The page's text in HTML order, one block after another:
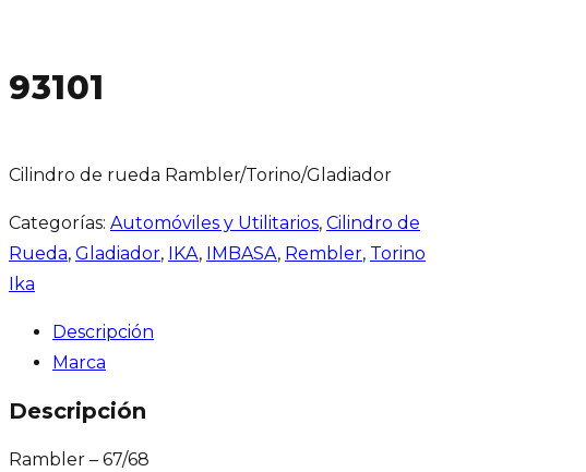
93101
Cilindro de rueda Rambler/Torino/Gladiador
Categorías: Automóviles y Utilitarios, Cilindro de
Rueda, Gladiador, IKA, IMBASA, Rembler, Torino
Ika
Descripción
Marca
Descripción
Rambler – 67/68